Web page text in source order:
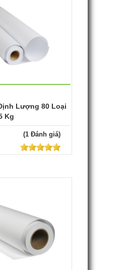
Lượng 80 Loại
Kg
(1 Đánh giá)